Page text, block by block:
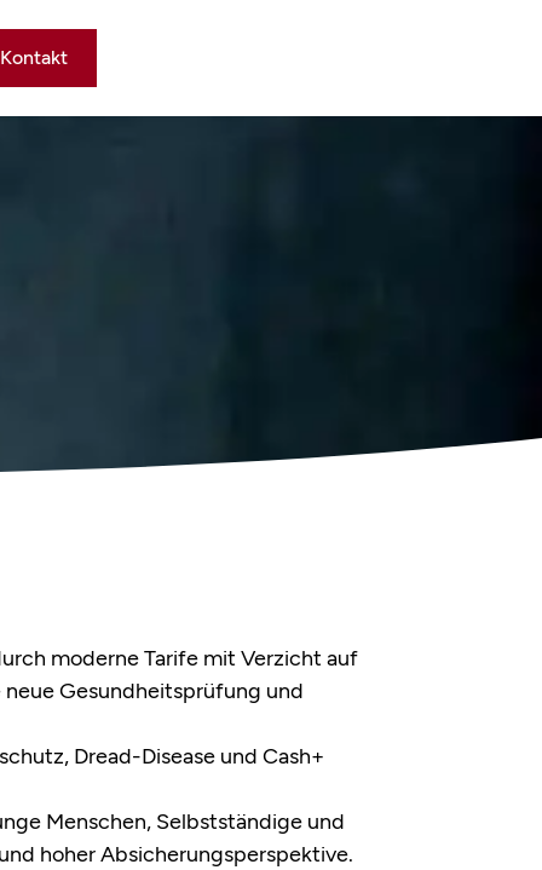
Kontakt
moderne Tarife mit Verzicht auf
Gesundheitsprüfung und
Dread-Disease und Cash+
Menschen, Selbstständige und
hoher Absicherungsperspektive.